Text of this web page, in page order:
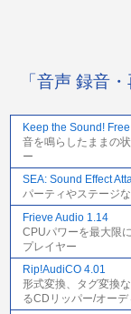
「音声 録音
Keep the Sound!
音を鳴らしたままの
ー
SEA: Sound Effect
パーティやステージ
Frieve Audio 1.14
CPUパワーを最大限
プレイヤー
Rip!AudiCO 4.01
形式変換、タグ変換
るCDリッパー/オーデ